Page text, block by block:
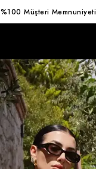
%100 Müşteri Memnuniyeti